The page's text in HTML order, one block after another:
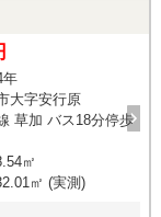
年
大字安行原
草加 バス18分停歩
㎡
㎡ (実測)